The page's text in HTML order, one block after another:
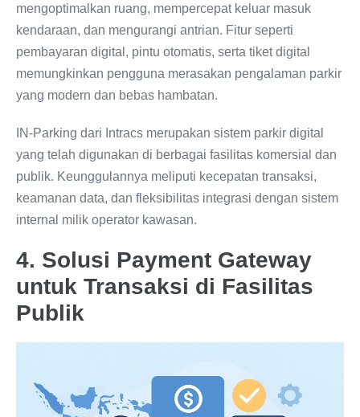
mengoptimalkan ruang, mempercepat keluar masuk
kendaraan, dan mengurangi antrian. Fitur seperti
pembayaran digital, pintu otomatis, serta tiket digital
memungkinkan pengguna merasakan pengalaman parkir
yang modern dan bebas hambatan.
IN-Parking dari Intracs merupakan sistem parkir digital
yang telah digunakan di berbagai fasilitas komersial dan
publik. Keunggulannya meliputi kecepatan transaksi,
keamanan data, dan fleksibilitas integrasi dengan sistem
internal milik operator kawasan.
4. Solusi Payment Gateway
untuk Transaksi di Fasilitas
Publik